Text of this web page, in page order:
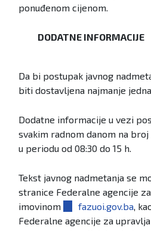
ponuđenom cijenom.
DODATNE INFORMACIJE
Da bi postupak javnog
biti dostavljena najmanje
Dodatne informacije u vezi
svakim radnom danom na
u periodu od 08:30 do 15 h.
Tekst javnog nadmetanja se
stranice Federalne agencije
imovinom
fazuoi.gov.ba,
Federalne agencije za